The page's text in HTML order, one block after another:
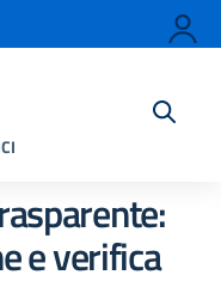
e verifica